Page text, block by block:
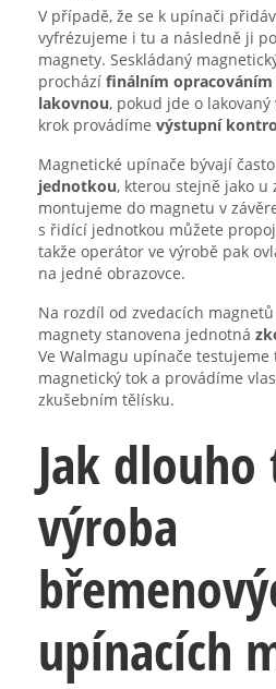
V případě, že se k upínači
vyfrézujeme i tu a následně ji
magnety. Seskládaný
prochází finálním opracováním
lakovnou, pokud jde o
krok provádíme výstupní
Magnetické upínače bývají
jednotkou, kterou stejně jako u
montujeme do magnetu v
s řidící jednotkou můžete
takže operátor ve výrobě pak
na jedné obrazovce.
Na rozdíl od zvedacích
magnety stanovena jednotná
Ve Walmagu upínače
magnetický tok a provádíme
zkušebním tělísku.
Jak
výroba
upínacích